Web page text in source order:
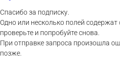
Спасибо за подписку.
Одно или несколько полей
проверьте и попробуйте снова.
При отправке запроса произошла
позже.